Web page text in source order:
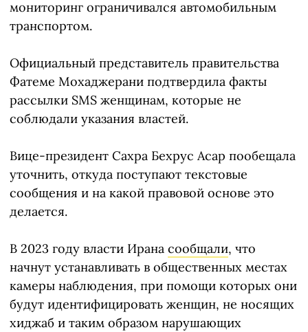
мониторинг ограничивался автомобильным
транспортом.
Официальный представитель правительства
Фатеме Мохаджерани подтвердила факты
рассылки SMS женщинам, которые не
соблюдали указания властей.
Вице-президент Сахра Бехрус Асар пообещала
уточнить, откуда поступают текстовые
сообщения и на какой правовой основе это
делается.
В 2023 году власти Ирана сообщали, что
начнут устанавливать в общественных местах
камеры наблюдения, при помощи которых они
будут идентифицировать женщин, не носящих
хиджаб и таким образом нарушающих